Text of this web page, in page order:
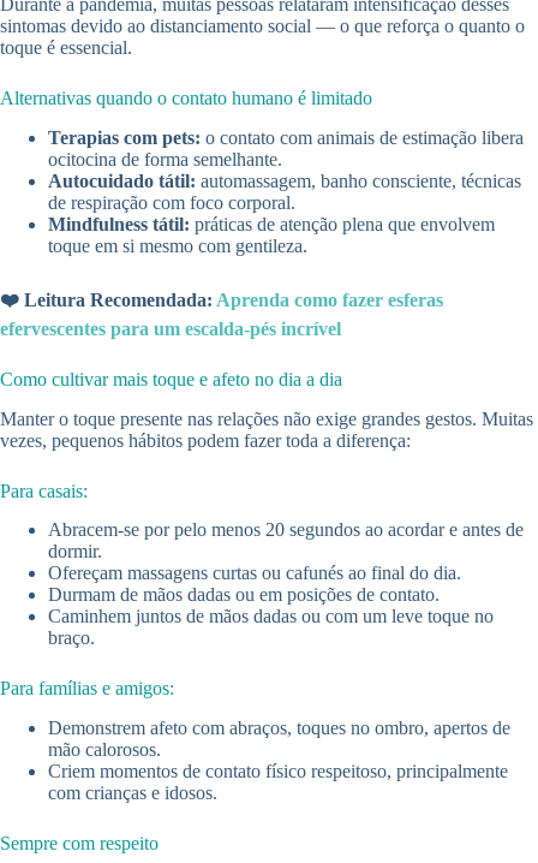
Durante a pandemia, muitas pessoas relataram intensificação desses
sintomas devido ao distanciamento social — o que reforça o quanto o
toque é essencial.
Alternativas quando o contato humano é limitado
Terapias com pets: o contato com animais de estimação libera
ocitocina de forma semelhante.
Autocuidado tátil: automassagem, banho consciente, técnicas
de respiração com foco corporal.
Mindfulness tátil: práticas de atenção plena que envolvem
toque em si mesmo com gentileza.
❤️ Leitura Recomendada: Aprenda como fazer esferas
efervescentes para um escalda-pés incrível
Como cultivar mais toque e afeto no dia a dia
Manter o toque presente nas relações não exige grandes gestos. Muitas
vezes, pequenos hábitos podem fazer toda a diferença:
Para casais:
Abracem-se por pelo menos 20 segundos ao acordar e antes de
dormir.
Ofereçam massagens curtas ou cafunés ao final do dia.
Durmam de mãos dadas ou em posições de contato.
Caminhem juntos de mãos dadas ou com um leve toque no
braço.
Para famílias e amigos:
Demonstrem afeto com abraços, toques no ombro, apertos de
mão calorosos.
Criem momentos de contato físico respeitoso, principalmente
com crianças e idosos.
Sempre com respeito